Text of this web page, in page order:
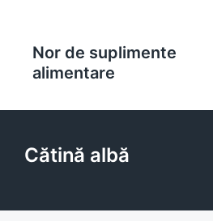
Nor de suplimente
alimentare
Cătină albă